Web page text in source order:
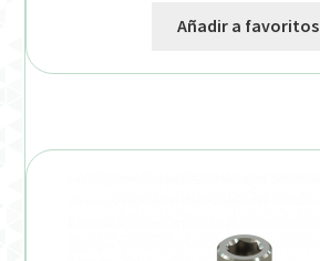
Añadir a favoritos